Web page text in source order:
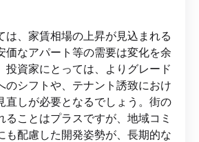
は、家賃相場の上昇が見込まれる
価なアパート等の需要は変化を余
投資家にとっては、よりグレード
のシフトや、テナント誘致におけ
直しが必要となるでしょう。街の
ることはプラスですが、地域コミ
も配慮した開発姿勢が、長期的な